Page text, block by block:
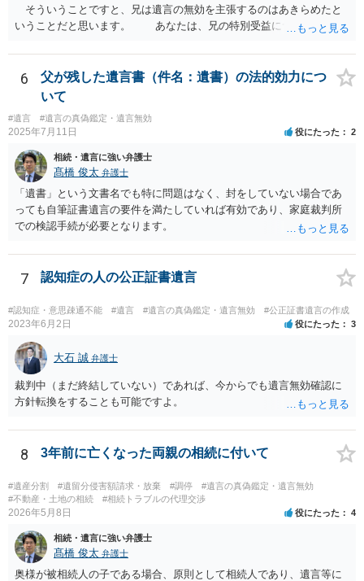
そういうことですと、兄は遺言の無効を主張するのはあきらめたと
いうことだと思います。 あなたは、兄の特別受益について立証し
詳しい事情を話して相談された方がよいと思います。
6
父が残した遺言書（件名：遺書）の法的効力につ
いて
#遺言 #遺言の真偽鑑定・遺言無効
2025年7月11日 役にたった 2
相続・遺言に強い弁護士
髙橋 俊太 弁護士
「遺書」という文書名でも特に問題はなく、封をしていない場合であ
っても自筆証書遺言の要件を満たしていれば有効であり、家庭裁判所
での検認手続が必要となります。
7 認知症の人の公正証書遺言
#認知症・意思疎通不能 #遺言 #遺言の真偽鑑定・遺言無効 #公正証書遺言の作成
2023年6月2日 役にたった 3
大石 誠 弁護士
裁判中（まだ終結していない）であれば、今からでも遺言無効確認に
方針転換をすることも可能ですよ。
8 3年前に亡くなった両親の相続に付いて
#遺産分割 #遺留分侵害額請求・放棄 #調停
#遺言の真偽鑑定・遺言無効
#不動産・土地の相続
#相続トラブルの代理交渉
2026年5月8日 役にたった 4
相続・遺言に強い弁護士
髙橋 俊太 弁護士
奥様が被相続人の子である場合、原則として相続人であり、遺言等に